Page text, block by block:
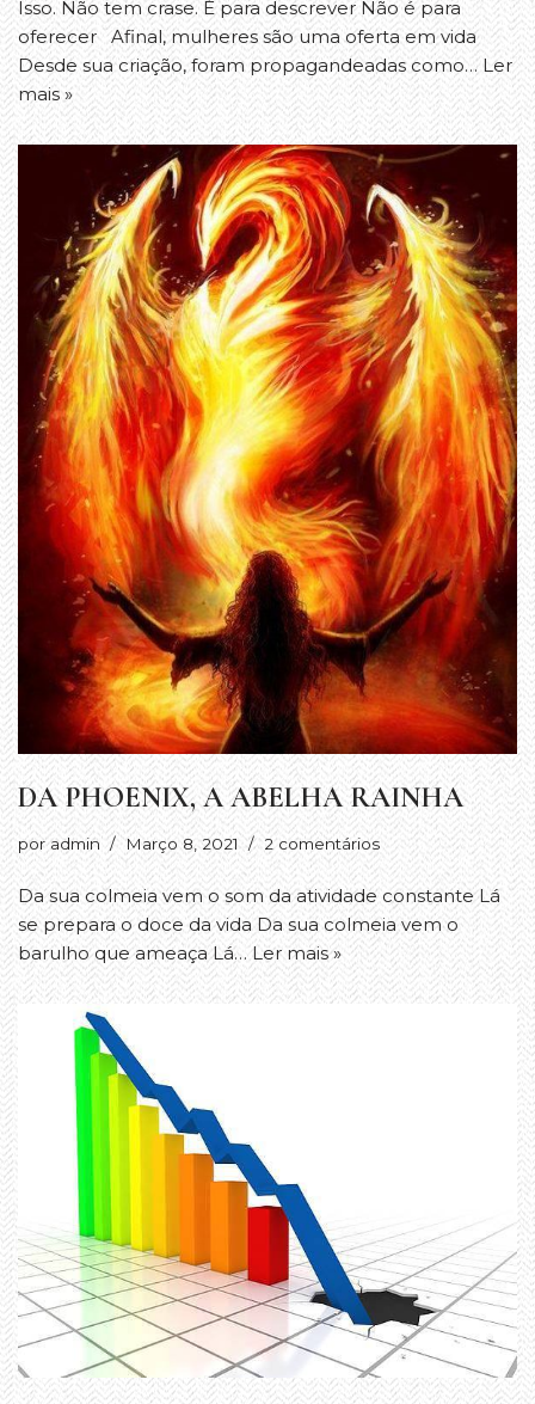
Isso. Não tem crase. É para descrever Não é para
oferecer Afinal, mulheres são uma oferta em vida
Desde sua criação, foram propagandeadas como…Ler
mais »
DA PHOENIX, A ABELHA RAINHA
poradmin Março 8, 2021 2 comentários
Da sua colmeia vem o som da atividade constante Lá
se prepara o doce da vida Da sua colmeia vem o
barulho que ameaça Lá… Ler mais »